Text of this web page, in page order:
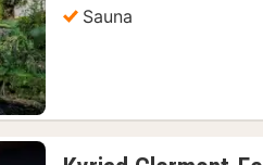
Sauna